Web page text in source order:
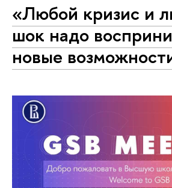
«Любой кризис и
шок надо
новые